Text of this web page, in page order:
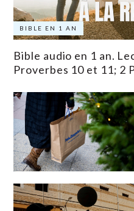
BIBLE EN 1 AN
Bible audio en 1 an.
Proverbes 10 et 11; 2